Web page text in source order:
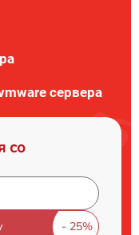
сервера
со